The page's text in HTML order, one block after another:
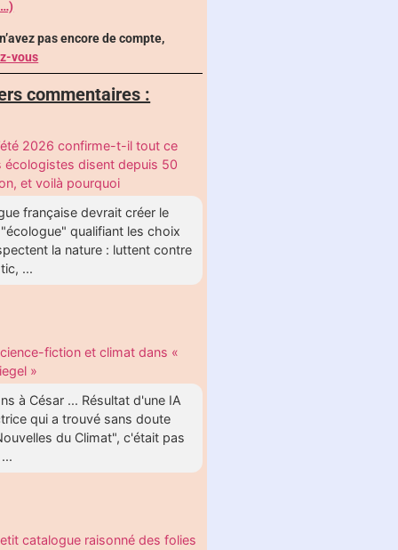
pas encore de compte,
vous
commentaires :
2026 confirme-t-il tout ce
écologistes disent depuis 50
et voilà pourquoi
française devrait créer le
qualifiant les choix
la nature : luttent contre
...
fiction et climat dans «
»
à César ... Résultat d'une IA
qui a trouvé sans doute
du Climat", c'était pas
catalogue raisonné des folies